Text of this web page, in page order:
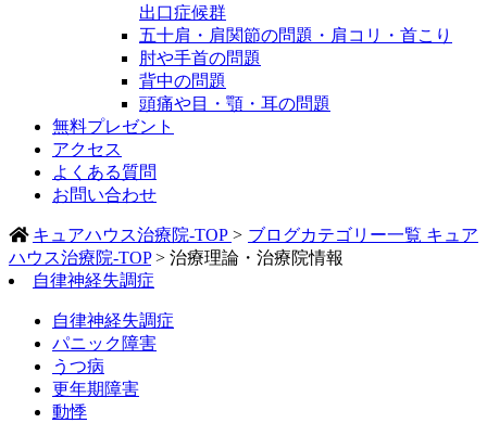
出口症候群
五十肩・肩関節の問題・肩コリ・首こり
肘や手首の問題
背中の問題
頭痛や目・顎・耳の問題
無料プレゼント
アクセス
よくある質問
お問い合わせ
キュアハウス治療院-TOP > ブログカテゴリー一覧 キュア
ハウス治療院-TOP> 治療理論・治療院情報
自律神経失調症
自律神経失調症
パニック障害
うつ病
更年期障害
動悸